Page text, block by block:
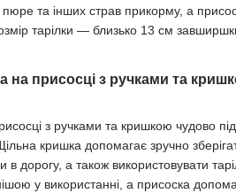
пюре та інших страв прикорму, а
тарілки — близько 13 см
на присосці з ручками та
з ручками та кришкою чудово
кришка допомагає зручно
дорогу, а також використовувати
у використанні, а присоска